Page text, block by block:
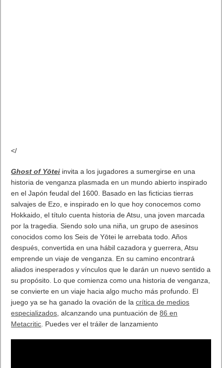
</
Ghost of Yōtei invita a los jugadores a sumergirse en una
historia de venganza plasmada en un mundo abierto inspirado
en el Japón feudal del 1600. Basado en las ficticias tierras
salvajes de Ezo, e inspirado en lo que hoy conocemos como
Hokkaido, el título cuenta historia de Atsu, una joven marcada
por la tragedia. Siendo solo una niña, un grupo de asesinos
conocidos como los Seis de Yōtei le arrebata todo. Años
después, convertida en una hábil cazadora y guerrera, Atsu
emprende un viaje de venganza. En su camino encontrará
aliados inesperados y vínculos que le darán un nuevo sentido a
su propósito. Lo que comienza como una historia de venganza,
se convierte en un viaje hacia algo mucho más profundo. El
juego ya se ha ganado la ovación de lacrítica de medios
especializados , alcanzando una puntuación de86 en
Metacritic . Puedes ver el tráiler de lanzamiento